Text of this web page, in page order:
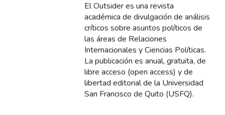
El Outsider es una revista
académica de divulgación de análisis
críticos sobre asuntos políticos de
las áreas de Relaciones
Internacionales y Ciencias Políticas.
La publicación es anual, gratuita, de
libre acceso (open access) y de
libertad editorial de la Universidad
San Francisco de Quito (USFQ).